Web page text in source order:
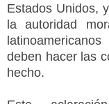
Estados Unidos,
la autoridad
deben hacer las
hecho.